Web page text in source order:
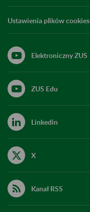
Ustawienia plików cookies
Elektroniczny ZUS
ZUS Edu
Linkedin
X
Kanał RSS